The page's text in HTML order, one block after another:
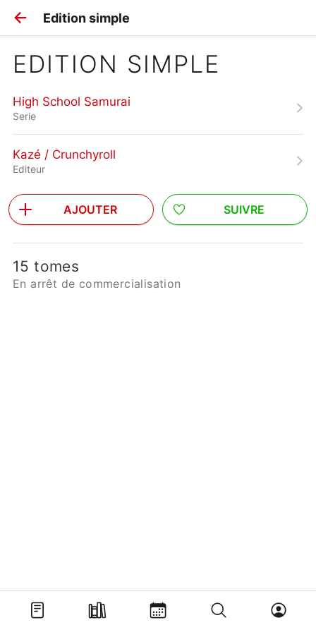
Edition simple
EDITION SIMPLE
High School Samurai
Serie
Kazé / Crunchyroll
Editeur
AJOUTER SUIVRE
15 tomes
En arrêt de commercialisation